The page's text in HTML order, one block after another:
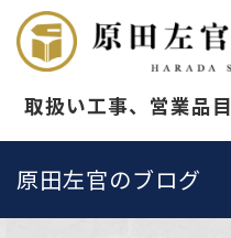
取扱い工事、営業品目
原田左官のブログ